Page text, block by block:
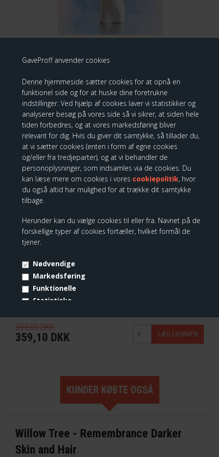
GaveProff anvender cookies
Denne hjemmeside sætter cookies for at opnå en
funktionel side og for at huske dine foretrukne
indstillinger. Ved hjælp af cookies laver vi statistikker og
analyserer besøg på vores side så vi sikrer, at siden hele
tiden forbedres, og at vores markedsføring bliver
relevant for dig. Hvis du giver dit samtykke, så tillader du,
at vi sætter cookies (enten i form af egne cookies
og/eller fra tredjeparter), og at vi behandler de
personoplysninger, som indsamles via de cookies. Du
kan læse mere om cookies i vores cookiepolitik, hvor
du også altid har mulighed for at trække dit samtykke
tilbage.
Herunder kan du vælge cookies til eller fra. Navnet på de
forskellige typer af cookies fortæller, hvilket formål de
tjener.
Nødvendige
Markedsføring
Funktionelle
Statistiske
Willow Tree Soar
209,00 DKK
188,10 DKK
Willow Tree - Memory Box, Quiet
Strength
Spar
399,00 DKK
359,10 DKK
KUNDER KØBTE OGSÅ
Willow Tree - Remembrance Darker
Skin and Hair